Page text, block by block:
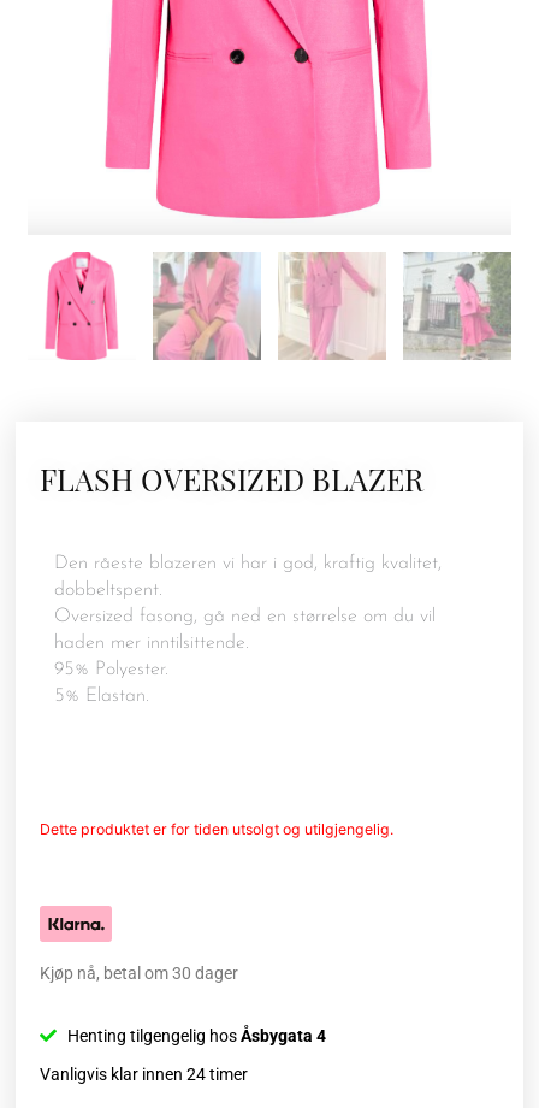
FLASH OVERSIZED BLAZER
Den råeste blazeren vi har i god, kraftig kvalitet,
dobbeltspent.
Oversized fasong, gå ned en størrelse om du vil
haden mer inntilsittende.
95% Polyester.
5% Elastan.
Dette produktet er for tiden utsolgt og utilgjengelig.
Kjøp nå, betal om 30 dager
Henting tilgengelig hosÅsbygata 4
Vanligvis klar innen 24 timer